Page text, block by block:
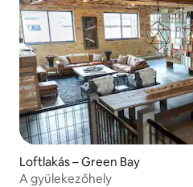
Loftlakás – Green Bay
A gyülekezőhely